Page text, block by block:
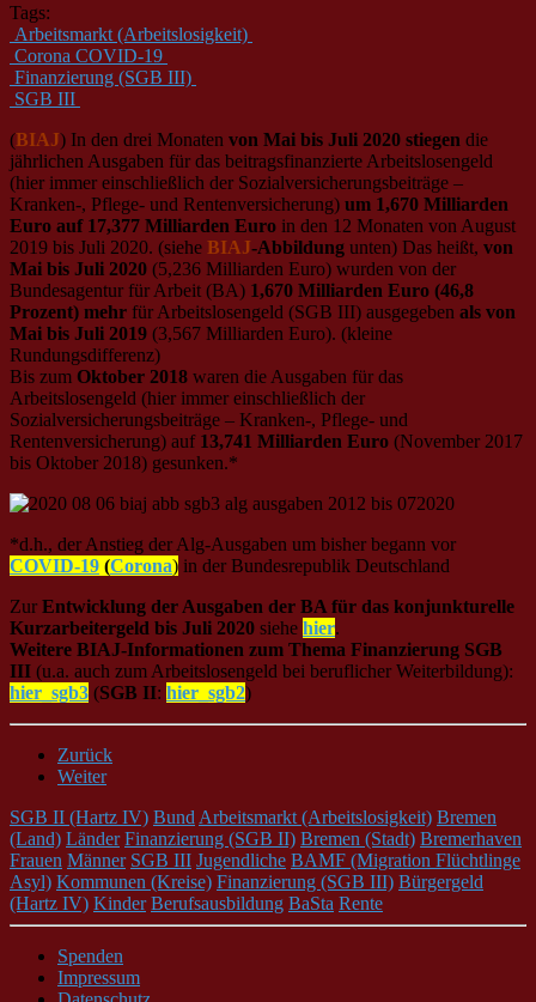
Tags:
Arbeitsmarkt (Arbeitslosigkeit)
Corona COVID-19
Finanzierung (SGB III)
SGB III
(BIAJ) In den drei Monaten von Mai bis Juli 2020 stiegen die
jährlichen Ausgaben für das beitragsfinanzierte Arbeitslosengeld
(hier immer einschließlich der Sozialversicherungsbeiträge –
Kranken-, Pflege- und Rentenversicherung) um 1,670 Milliarden
Euro auf 17,377 Milliarden Euro in den 12 Monaten von August
2019 bis Juli 2020. (siehe BIAJ-Abbildung unten) Das heißt, von
Mai bis Juli 2020 (5,236 Milliarden Euro) wurden von der
Bundesagentur für Arbeit (BA) 1,670 Milliarden Euro (46,8
Prozent) mehr für Arbeitslosengeld (SGB III) ausgegeben als von
Mai bis Juli 2019 (3,567 Milliarden Euro). (kleine
Rundungsdifferenz)
Bis zum Oktober 2018 waren die Ausgaben für das
Arbeitslosengeld (hier immer einschließlich der
Sozialversicherungsbeiträge – Kranken-, Pflege- und
Rentenversicherung) auf 13,741 Milliarden Euro (November 2017
bis Oktober 2018) gesunken.*
*d.h., der Anstieg der Alg-Ausgaben um bisher begann vor
COVID-19 (Corona) in der Bundesrepublik Deutschland
Zur Entwicklung der Ausgaben der BA für das konjunkturelle
Kurzarbeitergeld bis Juli 2020 siehe hier.
Weitere BIAJ-Informationen zum Thema Finanzierung SGB
III (u.a. auch zum Arbeitslosengeld bei beruflicher Weiterbildung):
hier_sgb3 (SGB II: hier_sgb2)
Zurück
Weiter
SGB II (Hartz IV) Bund Arbeitsmarkt (Arbeitslosigkeit) Bremen
(Land) Länder Finanzierung (SGB II) Bremen (Stadt) Bremerhaven
Frauen Männer SGB III Jugendliche BAMF (Migration Flüchtlinge
Asyl) Kommunen (Kreise) Finanzierung (SGB III) Bürgergeld
(Hartz IV) Kinder Berufsausbildung BaSta Rente
Spenden
Impressum